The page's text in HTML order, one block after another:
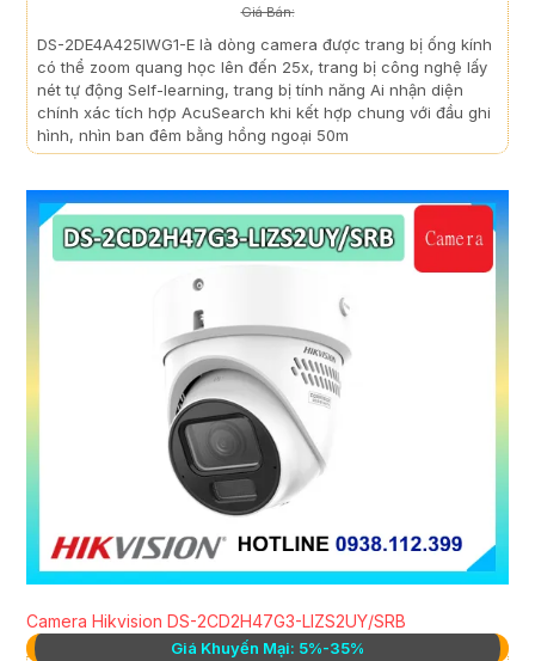
Giá Bán:
DS-2DE4A425IWG1-E là dòng camera được trang bị ống kính
có thể zoom quang học lên đến 25x, trang bị công nghệ lấy
nét tự động Self-learning, trang bị tính năng Ai nhận diện
chính xác tích hợp AcuSearch khi kết hợp chung với đầu ghi
hình, nhìn ban đêm bằng hồng ngoại 50m
Camera Hikvision DS-2CD2H47G3-LIZS2UY/SRB
Giá Khuyến Mại: 5%-35%